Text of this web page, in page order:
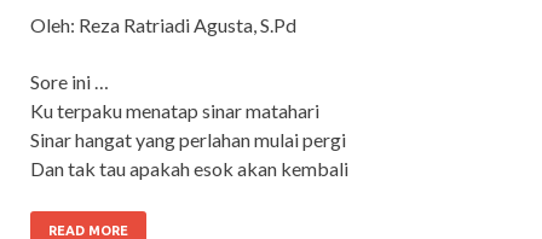
Oleh: Reza Ratriadi Agusta, S.Pd
Sore ini …
Ku terpaku menatap sinar matahari
Sinar hangat yang perlahan mulai pergi
Dan tak tau apakah esok akan kembali
READ MORE